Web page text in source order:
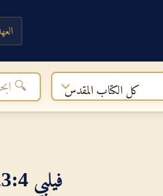
كل الكتاب المقدس
فيلبي 4‏:‏23